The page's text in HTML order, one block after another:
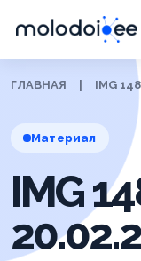
ГЛАВНАЯ IMG
Материал
IMG